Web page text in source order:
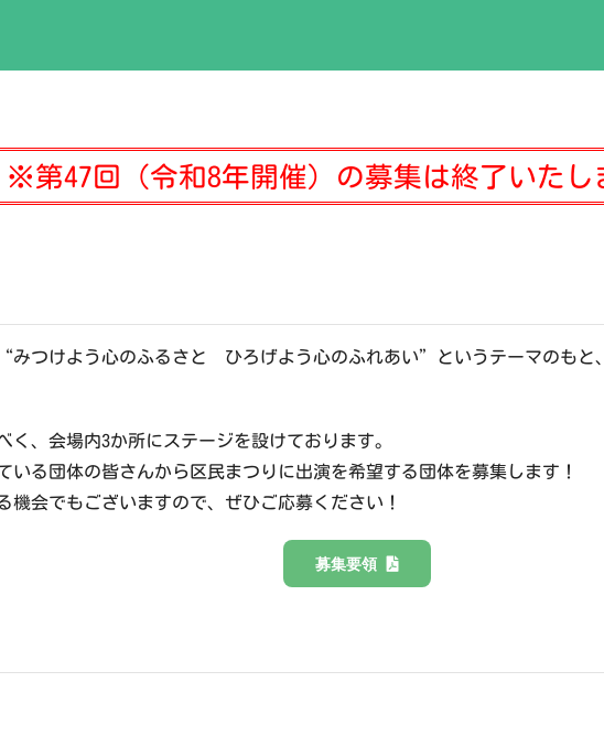
※第47回（令和8年開催）の募集は終了いたし
みつけよう心のふるさと ひろげよう心のふれあい”というテーマのもと
く、会場内3か所にステージを設けております。
いる団体の皆さんから区民まつりに出演を希望する団体を募集します！
機会でもございますので、ぜひご応募ください！
募集要領